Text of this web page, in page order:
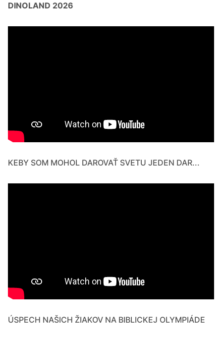
DINOLAND 2026
KEBY SOM MOHOL DAROVAŤ SVETU JEDEN DAR...
ÚSPECH NAŠICH ŽIAKOV NA BIBLICKEJ OLYMPIÁDE